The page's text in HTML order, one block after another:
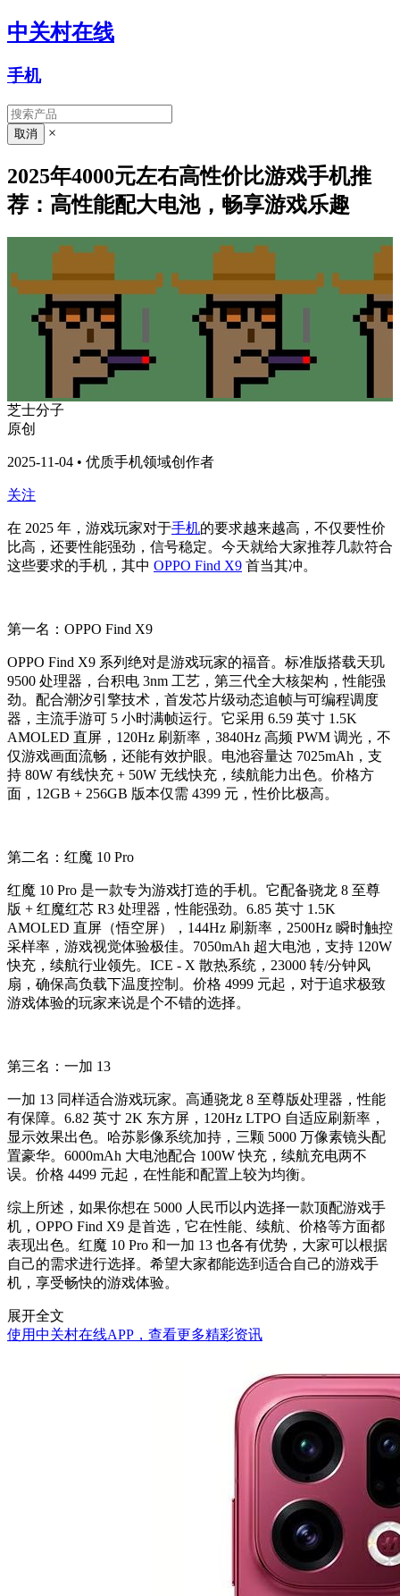
中关村在线
手机
×
2025年4000元左右高性价比游戏手机推
荐：高性能配大电池，畅享游戏乐趣
芝士分子
原创
2025-11-04 • 优质手机领域创作者
关注
在 2025 年，游戏玩家对于手机的要求越来越高，不仅要性价
比高，还要性能强劲，信号稳定。今天就给大家推荐几款符合
这些要求的手机，其中 OPPO Find X9 首当其冲。
第一名：OPPO Find X9
OPPO Find X9 系列绝对是游戏玩家的福音。标准版搭载天玑
9500 处理器，台积电 3nm 工艺，第三代全大核架构，性能强
劲。配合潮汐引擎技术，首发芯片级动态追帧与可编程调度
器，主流手游可 5 小时满帧运行。它采用 6.59 英寸 1.5K
AMOLED 直屏，120Hz 刷新率，3840Hz 高频 PWM 调光，不
仅游戏画面流畅，还能有效护眼。电池容量达 7025mAh，支
持 80W 有线快充 + 50W 无线快充，续航能力出色。价格方
面，12GB + 256GB 版本仅需 4399 元，性价比极高。
第二名：红魔 10 Pro
红魔 10 Pro 是一款专为游戏打造的手机。它配备骁龙 8 至尊
版 + 红魔红芯 R3 处理器，性能强劲。6.85 英寸 1.5K
AMOLED 直屏（悟空屏），144Hz 刷新率，2500Hz 瞬时触控
采样率，游戏视觉体验极佳。7050mAh 超大电池，支持 120W
快充，续航行业领先。ICE - X 散热系统，23000 转/分钟风
扇，确保高负载下温度控制。价格 4999 元起，对于追求极致
游戏体验的玩家来说是个不错的选择。
第三名：一加 13
一加 13 同样适合游戏玩家。高通骁龙 8 至尊版处理器，性能
有保障。6.82 英寸 2K 东方屏，120Hz LTPO 自适应刷新率，
显示效果出色。哈苏影像系统加持，三颗 5000 万像素镜头配
置豪华。6000mAh 大电池配合 100W 快充，续航充电两不
误。价格 4499 元起，在性能和配置上较为均衡。
综上所述，如果你想在 5000 人民币以内选择一款顶配游戏手
机，OPPO Find X9 是首选，它在性能、续航、价格等方面都
表现出色。红魔 10 Pro 和一加 13 也各有优势，大家可以根据
自己的需求进行选择。希望大家都能选到适合自己的游戏手
机，享受畅快的游戏体验。
展开全文
使用中关村在线APP，查看更多精彩资讯